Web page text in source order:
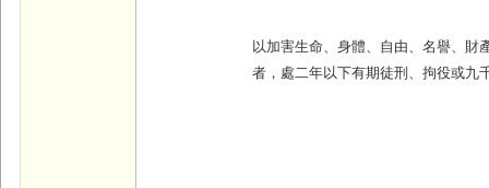
以加害生命、身體、自由、名譽、財
者，處二年以下有期徒刑、拘役或九